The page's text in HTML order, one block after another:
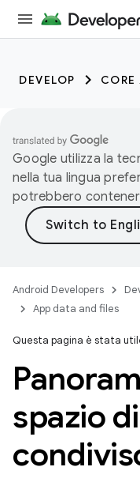
DEVELOP CORE
Google utilizza la
nella tua lingua
potrebbero
Android Developers
App data and files
Questa pagina è stata
spazio